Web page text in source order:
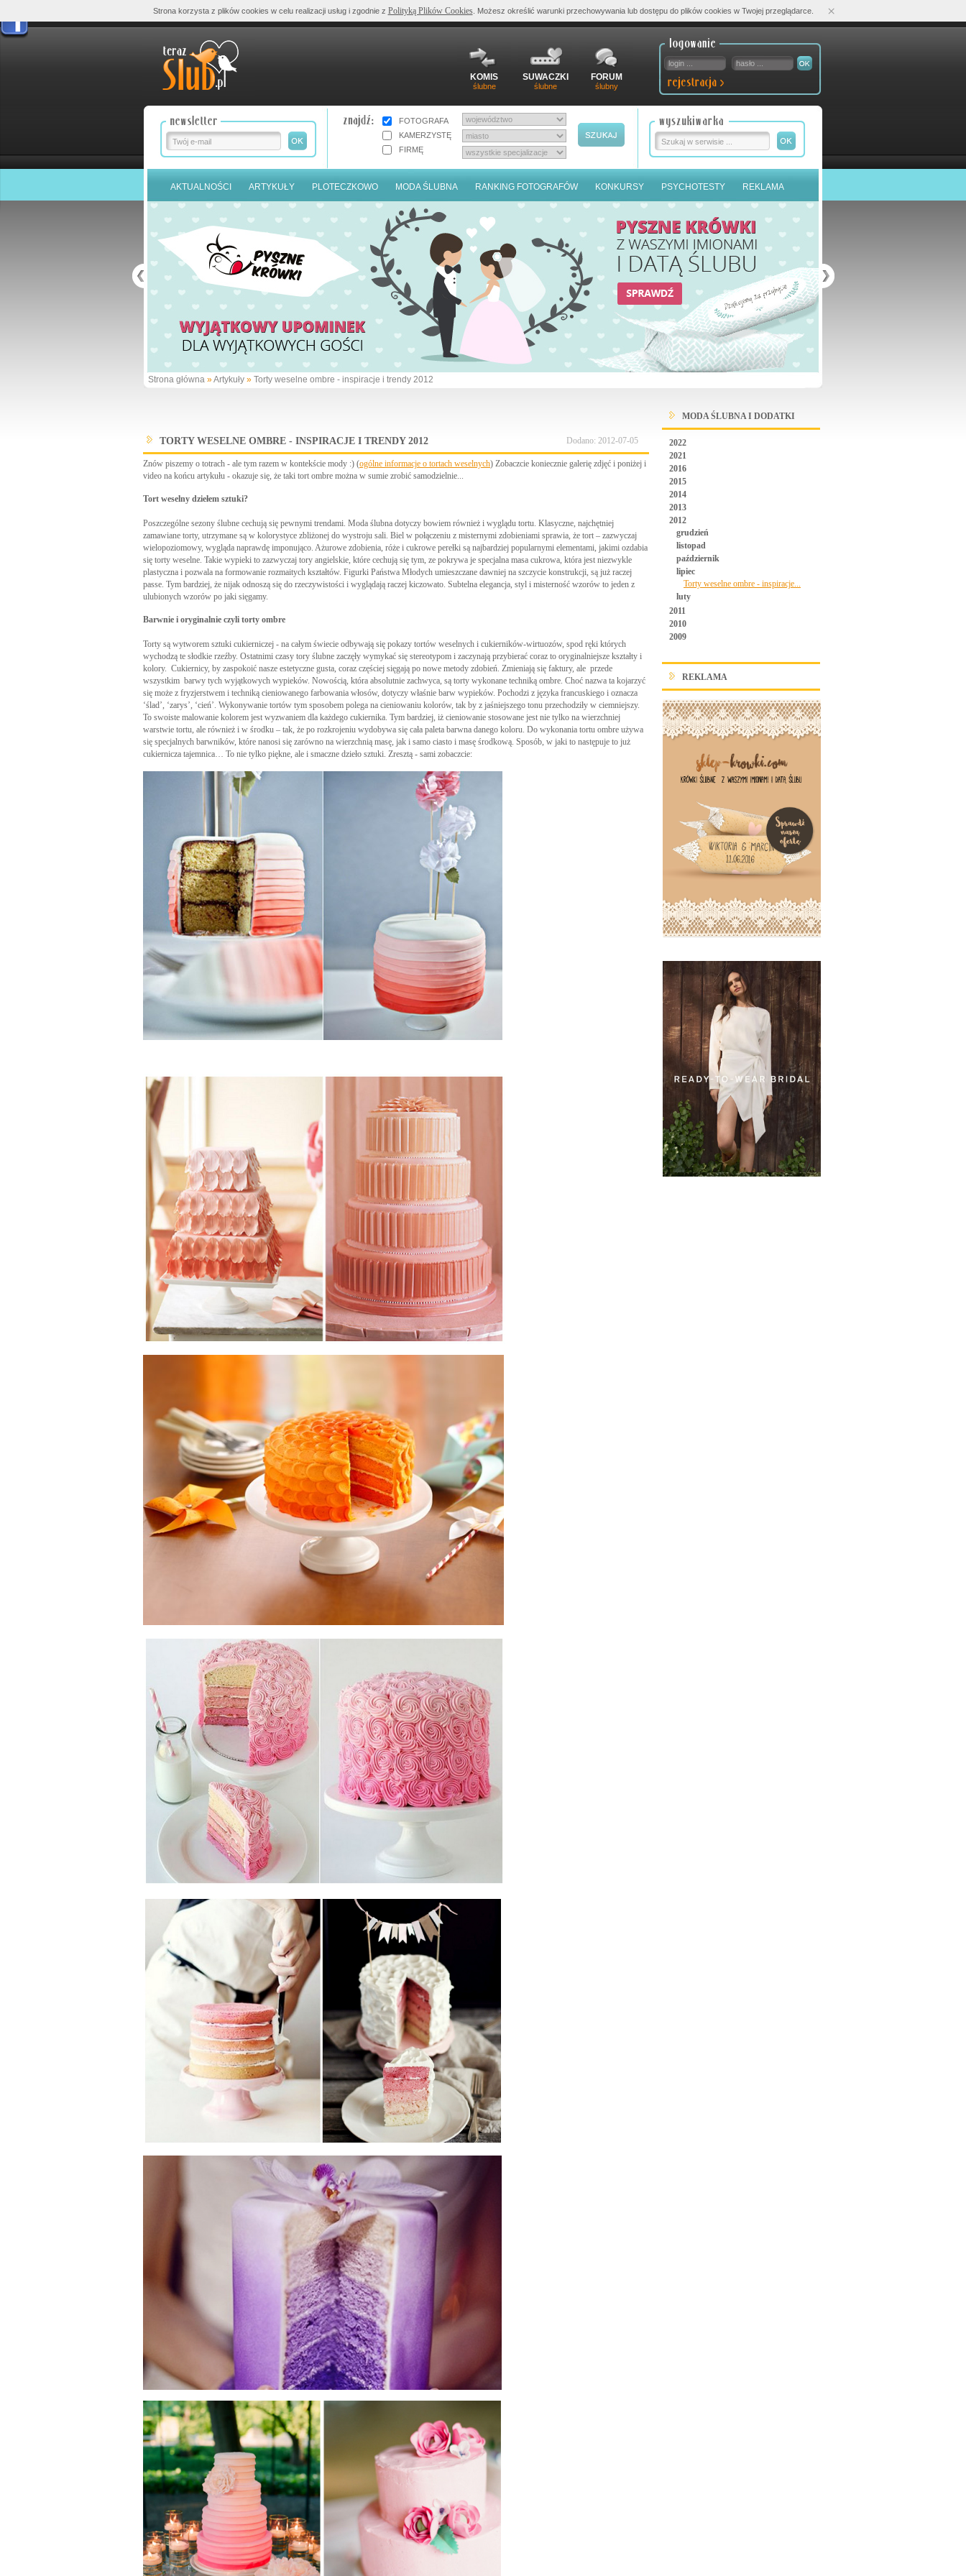
KOMIS
ślubne
SUWACZKI
ślubne
FORUM
ślubny
FOTOGRAFA
KAMERZYSTĘ
FIRMĘ
AKTUALNOŚCI ARTYKUŁY PLOTECZKOWO MODA ŚLUBNA RANKING FOTOGRAFÓW KONKURSY PSYCHOTESTY REKLAMA
Strona główna »Artykuły » Torty weselne ombre - inspiracje i trendy 2012
TORTY WESELNE OMBRE - INSPIRACJE I TRENDY 2012 Dodano: 2012-07-05
Znów piszemy o totrach - ale tym razem w kontekście mody :) (ogólne informacje o tortach weselnych) Zobaczcie koniecznie galerię zdjęć i poniżej i
video na końcu artykułu - okazuje się, że taki tort ombre można w sumie zrobić samodzielnie...
Tort weselny dziełem sztuki?
Poszczególne sezony ślubne cechują się pewnymi trendami. Moda ślubna dotyczy bowiem również i wyglądu tortu. Klasyczne, najchętniej
zamawiane torty, utrzymane są w kolorystyce zbliżonej do wystroju sali. Biel w połączeniu z misternymi zdobieniami sprawia, że tort – zazwyczaj
wielopoziomowy, wygląda naprawdę imponująco. Ażurowe zdobienia, róże i cukrowe perełki są najbardziej popularnymi elementami, jakimi ozdabia
się torty weselne. Takie wypieki to zazwyczaj tory angielskie, które cechują się tym, ze pokrywa je specjalna masa cukrowa, która jest niezwykle
plastyczna i pozwala na formowanie rozmaitych kształtów. Figurki Państwa Młodych umieszczane dawniej na szczycie konstrukcji, są już raczej
passe. Tym bardziej, że nijak odnoszą się do rzeczywistości i wyglądają raczej kiczowato. Subtelna elegancja, styl i misterność wzorów to jeden z
ulubionych wzorów po jaki sięgamy.
Barwnie i oryginalnie czyli torty ombre
Torty są wytworem sztuki cukierniczej - na całym świecie odbywają się pokazy tortów weselnych i cukierników-wirtuozów, spod ręki których
wychodzą te słodkie rzeźby. Ostatnimi czasy tory ślubne zaczęły wymykać się stereotypom i zaczynają przybierać coraz to oryginalniejsze kształty i
kolory. Cukiernicy, by zaspokoić nasze estetyczne gusta, coraz częściej sięgają po nowe metody zdobień. Zmieniają się faktury, ale przede
wszystkim barwy tych wyjątkowych wypieków. Nowością, która absolutnie zachwyca, są torty wykonane techniką ombre. Choć nazwa ta kojarzyć
się może z fryzjerstwem i techniką cieniowanego farbowania włosów, dotyczy właśnie barw wypieków. Pochodzi z języka francuskiego i oznacza
‘ślad’, ‘zarys’, ‘cień’. Wykonywanie tortów tym sposobem polega na cieniowaniu kolorów, tak by z jaśniejszego tonu przechodziły w ciemniejszy.
To swoiste malowanie kolorem jest wyzwaniem dla każdego cukiernika. Tym bardziej, iż cieniowanie stosowane jest nie tylko na wierzchniej
warstwie tortu, ale również i w środku – tak, że po rozkrojeniu wydobywa się cała paleta barwna danego koloru. Do wykonania tortu ombre używa
się specjalnych barwników, które nanosi się zarówno na wierzchnią masę, jak i samo ciasto i masę środkową. Sposób, w jaki to następuje to już
cukiernicza tajemnica… To nie tylko piękne, ale i smaczne dzieło sztuki. Zresztą - sami zobaczcie:
MODA ŚLUBNA I DODATKI
2022
2021
2016
2015
2014
2013
2012
grudzień
listopad
październik
lipiec
Torty weselne ombre - inspiracje...
luty
2011
2010
2009
REKLAMA
Strona korzysta z plików cookies w celu realizacji usług i zgodnie z Polityką Plików Cookies. Możesz określić warunki przechowywania lub dostępu do plików cookies w Twojej przeglądarce. ×